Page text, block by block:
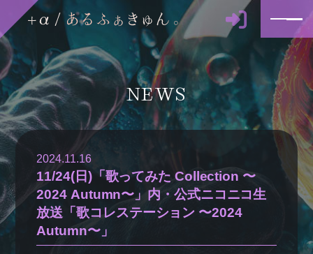
NEWS
2024.11.16
11/24(日)「歌ってみた Collection 〜
2024 Autumn〜」内・公式ニコニコ生
放送「歌コレステーション 〜2024
Autumn〜」